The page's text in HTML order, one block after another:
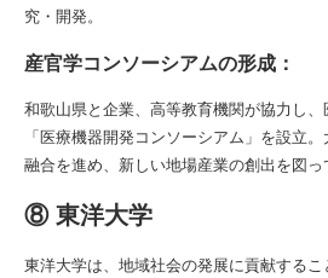
究・開発。
産官学コンソーシアムの形成：
和歌山県と企業、高等教育機関が協力し
「医療機器開発コンソーシアム」を設立
融合を進め、新しい地場産業の創出を図っ
⑧ 東洋大学
東洋大学は、地域社会の発展に貢献する